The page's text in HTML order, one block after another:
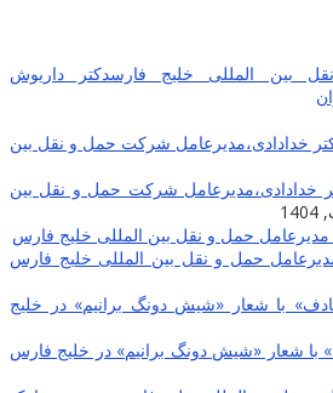
بین المللی خلیج فارسدکتر داریوش
خدادادی،مدیرعامل شرکت حمل و نقل بین
حمل و نقل بین المللی خلیج فارس
با شعار «شیش دونگ برانیم» در خلیج فارس